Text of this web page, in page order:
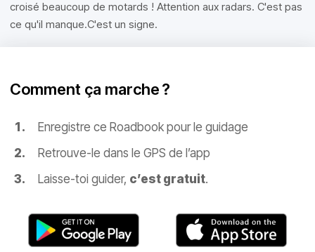
croisé beaucoup de motards ! Attention aux radars. C'est pas
ce qu'il manque.C'est un signe.
Comment ça marche ?
Enregistre ce Roadbook pour le guidage
Retrouve-le dans le GPS de l’app
Laisse-toi guider, c’est gratuit.